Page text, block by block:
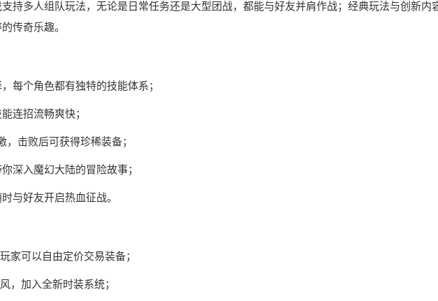
持多人组队玩法，无论是日常任务还是大型团战，都能与好友并肩作战；经典玩法与创新内
传奇乐趣。
每个角色都有独特的技能体系；
连招流畅爽快；
，击败后可获得珍稀装备；
深入魔幻大陆的冒险故事；
与好友开启热血征战。
家可以自由定价交易装备；
，加入全新时装系统；